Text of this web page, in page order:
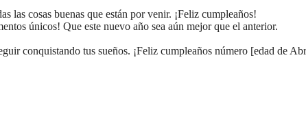
las cosas buenas que están por venir. ¡Feliz cumpleaños!
únicos! Que este nuevo año sea aún mejor que el anterior.
conquistando tus sueños. ¡Feliz cumpleaños número [edad de